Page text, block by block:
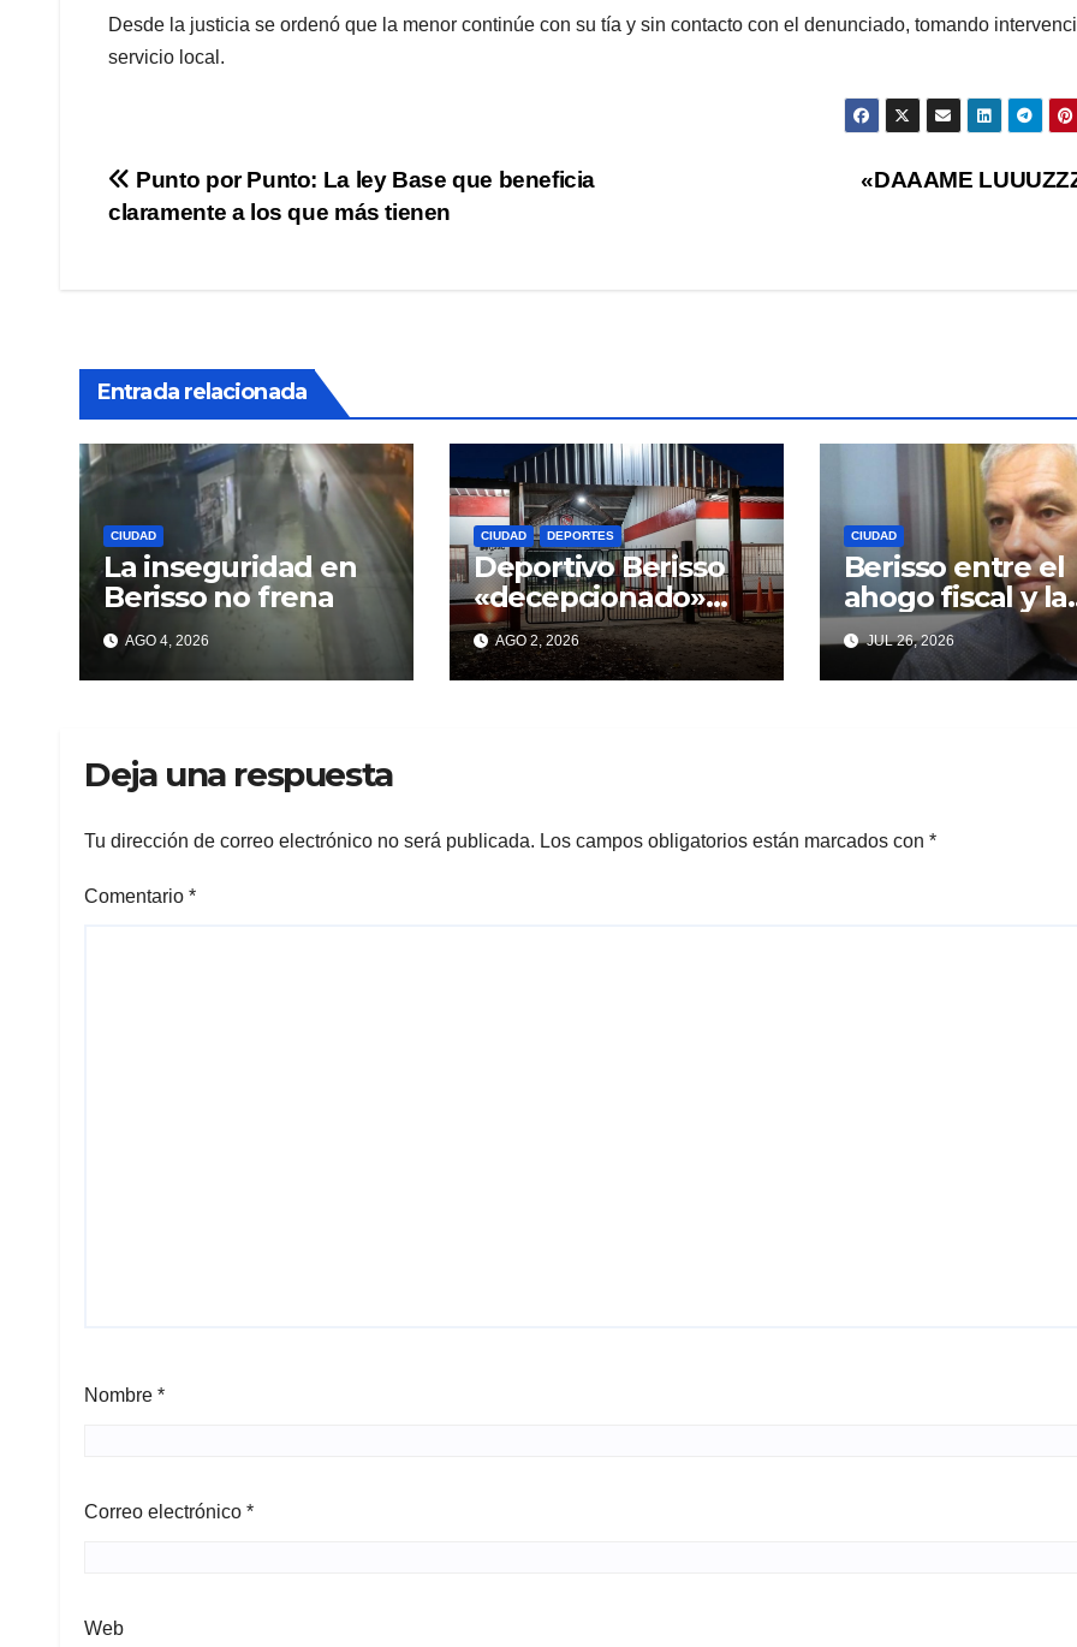
Desde la justicia se ordenó que la menor continúe con su tía y sin contacto con el denunciado, tomando
servicio local.
Navegación
«DAAAME
Punto por Punto: La ley Base que beneficia
claramente a los que más tienen
Entrada relacionada
CIUDAD
La inseguridad en
Berisso no frena
AGO 4, 2026
CIUDAD DEPORTES
Deportivo Berisso
«decepcionado»
con Cagliardi y sus
promesas
incumplidas
AGO 2, 2026
CIUDAD
Berisso entre el
ahogo fiscal y la
parálisis: un
municipio
acorralado por
JUL 26, 2026
Deja una respuesta
Tu dirección de correo electrónico no será publicada. Los campos obligatorios están marcados con *
Comentario *
Nombre *
Correo electrónico *
Web